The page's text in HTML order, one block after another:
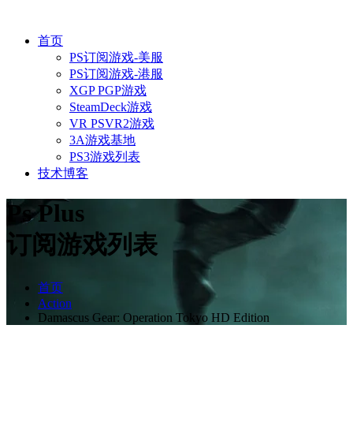
首页
PS订阅游戏-美服
PS订阅游戏-港服
XGP PGP游戏
SteamDeck游戏
VR PSVR2游戏
3A游戏基地
PS3游戏列表
技术博客
Ps Plus
订阅游戏列表
首页
Action
Damascus Gear: Operation Tokyo HD Edition